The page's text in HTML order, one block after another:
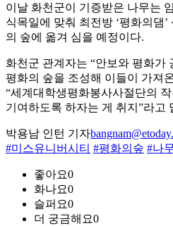
이날 화천군이 기증받은 나무는
식목일에 맞춰 최전방 ‘평화의댐
의 숲에 옮겨 심을 예정이다.
화천군 관계자는 “안보와 평화가
평화의 숲을 조성해 이들이 가져
“세계대학생평화봉사사절단의
기여하도록 하자는 게 취지”라고
박용남 인턴 기자
#미스유니버시티 #평화의숲 #나
좋아요0
화나요0
슬퍼요0
더 궁금해요0